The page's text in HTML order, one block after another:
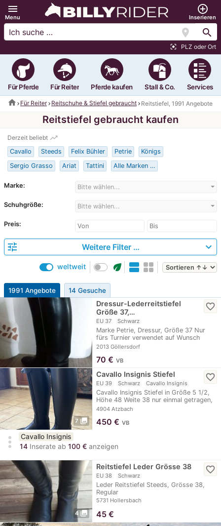
menu
Menu
add_circle_outline
Inserieren
location_on search
center_focus_strong PLZ oder Ort
Für Pferde Für Reiter Pferde kaufen Stall & Co. Services
home Für Reiter Reitschuhe & Stiefel gebraucht Reitstiefel, 1991 Angebote
Reitstiefel gebraucht kaufen
Derzeit beliebt trending_up
Cavallo Steeds Felix Bühler Petrie
Königs
Sergio Grasso
Ariat Tattini Alle Marken …
Marke: Bitte wählen...
Schuhgröße: Bitte wählen...
Preis:
tune Weitere Filter … expand_more
weltweit eco
1991 Angebote 14 Gesuche
Dressur-Lederreitstiefel
Größe 37,…
EU 37 Schwarz
Marke Petrie, Dressur, Größe 37 Nur
fürs Turnier verwendet auf Wunsch
gerne mit…
2013 Göllersdorf
favorite_border
70 € VB
7 photo_library
Cavallo Insignis Stiefel
EU 39 Schwarz Cavallo Insignis
Cavallo Insignis Stiefel in Größe 5 1/2,
Höhe 48 Weite 38 nur einmal getragen,
wie neu
4904 Atzbach
favorite_border
450 € VB
more_vert
Cavallo Insignis
14 Inserate ab 100 € anzeigen
4 photo_library
Reitstiefel Leder Grösse 38
EU 38 Schwarz
Leder Reitstiefel Steeds, Grösse 38,
Regular
5731 Hollersbach
favorite_border
45 €